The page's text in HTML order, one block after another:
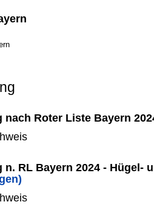
nach Roter Liste Bayern
n. RL Bayern 2024 - Hügel-